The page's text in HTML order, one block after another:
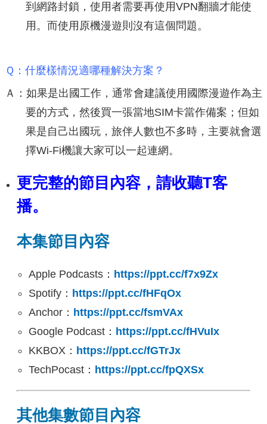
到網路封鎖，使用者需要再使用VPN翻牆才能使
用。而使用原機漫遊則沒有這個問題。
Ｑ：什麼樣情況適哪種解決方案？
Ａ：如果是出國工作，通常會建議使用國際漫遊作為主
要的方式，然後買一張當地SIM卡當作備案；但如
果是自己出國玩，旅伴人數也不多時，主要就會選
擇Wi-Fi機讓大家可以一起連網。
更完整的節目內容，請收聽T客
播。
本集節目內容
Apple Podcasts： https://ppt.cc/f7x9Zx
Spotify： https://ppt.cc/fHFqOx
Anchor： https://ppt.cc/fsmVAx
Google Podcast： https://ppt.cc/fHVuIx
KKBOX： https://ppt.cc/fGTrJx
TechPocast： https://ppt.cc/fpQXSx
其他集數節目內容